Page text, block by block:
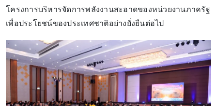
โครงการบริหารจัดการพลังงานสะอาดของหน่วยงานภาครัฐ
เพื่อประโยชน์ของประเทศชาติอย่างยั่งยืนต่อไป